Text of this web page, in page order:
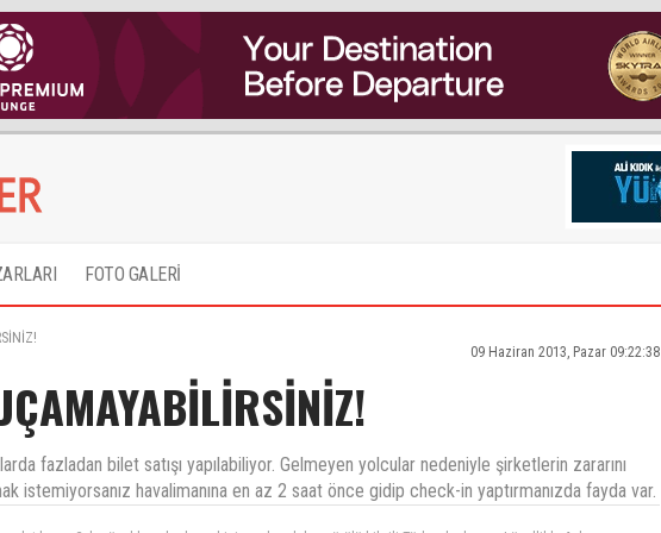
FOTO GALERİ
09 Haziran 2013, Pazar 09:22:38
fazladan bilet satışı yapılabiliyor. Gelmeyen yolcular nedeniyle şirketlerin zararını
istemiyorsanız havalimanına en az 2 saat önce gidip check-in yaptırmanızda fayda var.